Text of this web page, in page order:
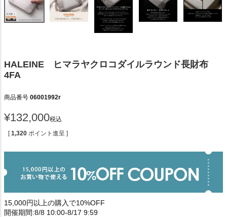
HALEINE ヒマラヤクロコダイルラウンド長財布
4FA
商品番号 06001992r
¥132,000税込
[ 1,320 ポイント進呈 ]
15,000円以上の購入で10%OFF
開催期間:8/8 10:00-8/17 9:59